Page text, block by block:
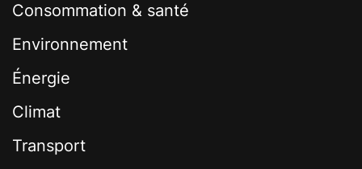
Consommation & santé
Environnement
Énergie
Climat
Transport